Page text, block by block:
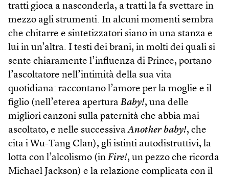
tratti gioca a nasconderla, a tratti la fa svettare in
mezzo agli strumenti. In alcuni momenti sembra
che chitarre e sintetizzatori siano in una stanza e
lui in un’altra. I testi dei brani, in molti dei quali si
sente chiaramente l’influenza di Prince, portano
l’ascoltatore nell’intimità della sua vita
quotidiana: raccontano l’amore per la moglie e il
figlio (nell’eterea apertura Baby!, una delle
migliori canzoni sulla paternità che abbia mai
ascoltato, e nelle successivaAnother baby!, che
cita i Wu-Tang Clan), gli istinti autodistruttivi, la
lotta con l’alcolismo (in Fire!, un pezzo che ricorda
Michael Jackson) e la relazione complicata con il